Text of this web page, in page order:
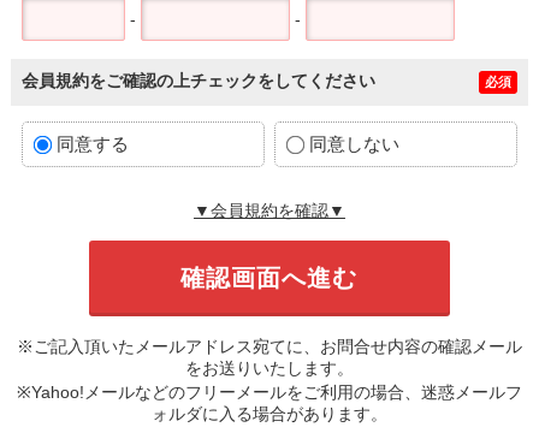
- -
会員規約をご確認の上チェックをしてください 必須
同意する 同意しない
▼会員規約を確認▼
※ご記入頂いたメールアドレス宛てに、お問合せ内容の確認メール
をお送りいたします。
※Yahoo!メールなどのフリーメールをご利用の場合、迷惑メールフ
ォルダに入る場合があります。